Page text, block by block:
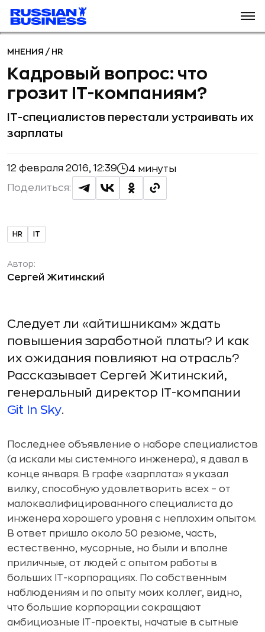
МНЕНИЯ / HR
Кадровый вопрос: что
грозит IT-компаниям?
IT-специалистов перестали устраивать их
зарплаты
12 февраля 2016, 12:39 4 минуты
Поделиться:
HR IT
Автор:
Сергей Житинский
Следует ли «айтишникам» ждать
повышения заработной платы? И как
их ожидания повлияют на отрасль?
Рассказывает Сергей Житинский,
генеральный директор IT-компании
Git In Sky.
Последнее объявление о наборе специалистов
(а искали мы системного инженера), я давал в
конце января. В графе «зарплата» я указал
вилку, способную удовлетворить всех – от
малоквалифицированного специалиста до
инженера хорошего уровня с неплохим опытом.
В ответ пришло около 50 резюме, часть,
естественно, мусорные, но были и вполне
приличные, от людей с опытом работы в
больших IT-корпорациях. По собственным
наблюдениям и по опыту моих коллег, видно,
что большие корпорации сокращают
амбициозные IT-проекты, начатые в сытные